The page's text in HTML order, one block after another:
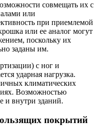
совмещать их с
или
при приемлемой
или ее аналог могут
поскольку их
заданы им.
с ног и
ударная нагрузка.
климатических
Возможностью
и внутри зданий.
покрытий